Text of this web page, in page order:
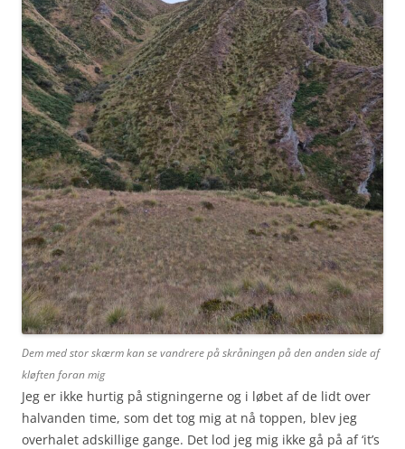
Dem med stor skærm kan se vandrere på skråningen på den anden side af
kløften foran mig
Jeg er ikke hurtig på stigningerne og i løbet af de lidt over
halvanden time, som det tog mig at nå toppen, blev jeg
overhalet adskillige gange. Det lod jeg mig ikke gå på af ‘it’s